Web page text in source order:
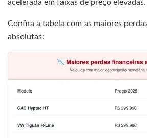
acelerada em faixas de preço elevadas.
Confira a tabela com as maiores
absolutas: